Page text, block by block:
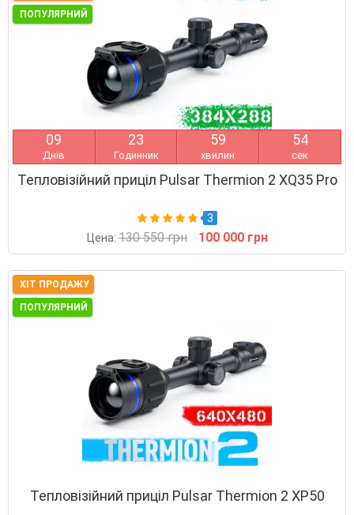
ПОПУЛЯРНИЙ
09
Днів
23
Годинник
59
хвилин
53
сек
Тепловізійний приціл Pulsar Thermion 2 XQ35 Pro
3
Цена:130 550 грн 100 000 грн
ХІТ ПРОДАЖУ
ПОПУЛЯРНИЙ
Тепловізійний приціл Pulsar Thermion 2 XP50